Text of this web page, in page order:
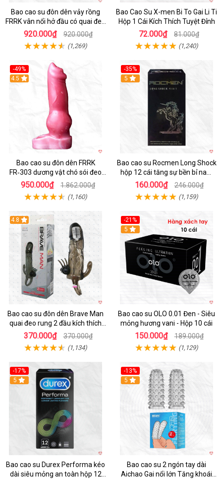
Bao cao su đôn dên vảy rồng
FRRK vân nổi hở đầu có quai đeo
bìu cao cấp
920.000₫ 920.000₫
(1,269)
Bao Cao Su X-men Bi To Gai Li Ti
Hộp 1 Cái Kích Thích Tuyệt Đỉnh
72.000₫ 81.000₫
(1,240)
-49%
4.5
Bao cao su đôn dên FRRK
FR‑303 dương vật chó sói đeo
tiện lợi cực đã
950.000₫ 1.862.000₫
(1,160)
-35%
5
Bao cao su Rocmen Long Shock
hộp 12 cái tăng sự bền bỉ nam
giới
160.000₫ 246.000₫
(1,159)
4.8
Bao cao su đôn dên Brave Man
quai đeo rung 2 đầu kích thích
mạnh
370.000₫ 370.000₫
(1,134)
-21%
Hot
5
Bao cao su OLO 0.01 Đen - Siêu
mỏng hương vani - Hộp 10 cái
150.000₫ 189.000₫
(1,129)
-17%
Hot
5
Bao cao su Durex Performa kéo
dài siêu mỏng an toàn hộp 12
-13%
5
Bao cao su 2 ngón tay dài
Aichao Gai nổi lớn Tăng khoái